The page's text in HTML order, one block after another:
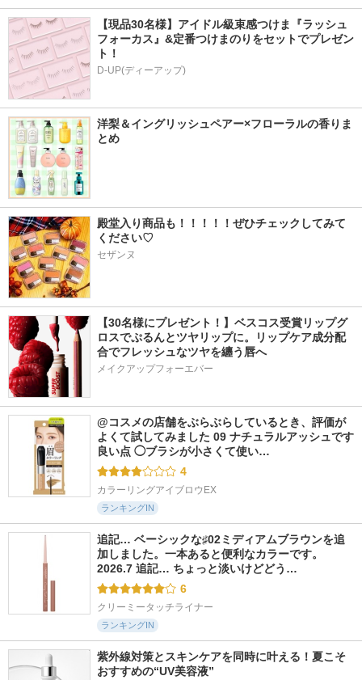
【現品30名様】アイドル級束感つけま『ラッシュ
フォーカス』&定番つけまのりをセットでプレゼン
ト！
D-UP(ディーアップ)
洋梨＆イングリッシュペアー×フローラルの香りま
とめ
殿堂入り商品も！！！！！ぜひチェックしてみて
ください♡
セザンヌ
【30名様にプレゼント！】ベスコス受賞リップグ
ロスでぷるんとツヤリップに。リップケア成分配
合でフレッシュなツヤを纏う唇へ
メイクアップフォーエバー
@コスメの店舗をぶらぶらしているとき、評価が
よくて試してみました 09 ナチュラルアッシュです
良い点 ◯ブラシが小さくて使い…
4
カラーリングアイブロウEX
ランキングIN
追記… ベーシックな♯02ミディアムブラウンを追
加しました。一本あると便利なカラーです。
2026.7 追記… ちょっと淡いけどどう…
6
クリーミータッチライナー
ランキングIN
紫外線対策とスキンケアを同時に叶える！夏こそ
おすすめの“UV美容液”